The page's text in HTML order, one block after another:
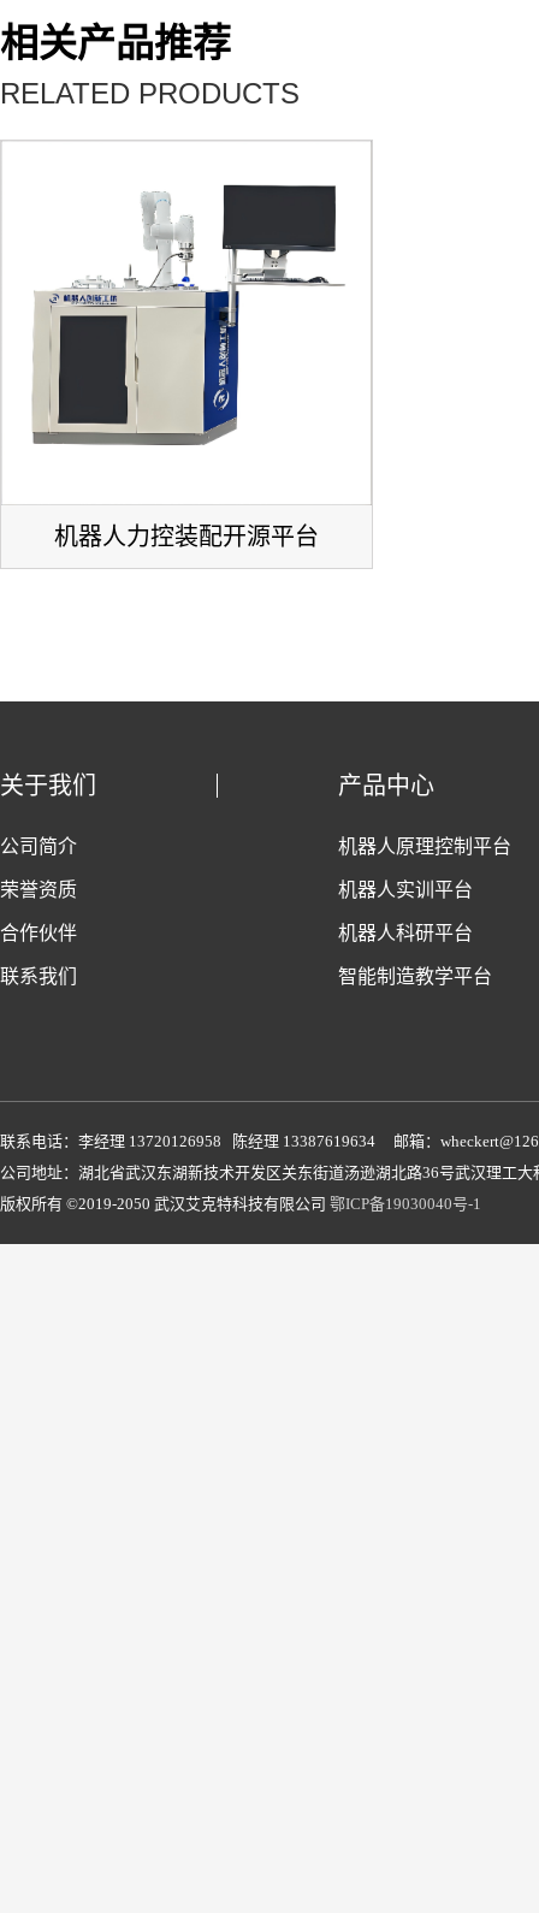
相关产品推荐
RELATED PRODUCTS
RS系列 | 机器人ROS驱动包
关于我们
公司简介
荣誉资质
合作伙伴
联系我们
产品中心
机器人原理控制平台
机器人实训平台
机器人科研平台
智能制造教学平台
联系电话：李经理 13720126958 陈经理 13387619634 邮箱：
公司地址：湖北省武汉东湖新技术开发区关东街道汤逊湖北路36号武汉理工
版权所有 ©2019-2050 武汉艾克特科技有限公司 鄂ICP备19030040号-1